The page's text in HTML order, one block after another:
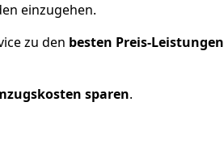
einzugehen.
zu den besten Preis-Leistungen
sparen.